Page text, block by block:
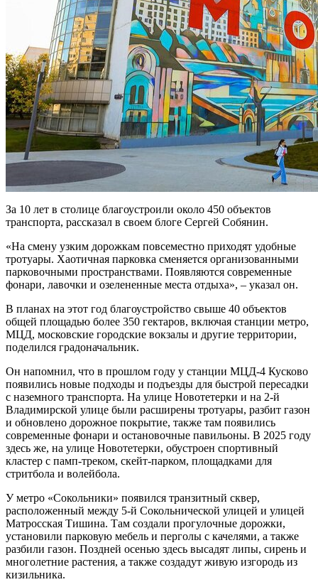
За 10 лет в столице благоустроили около 450 объектов
транспорта, рассказал в своем блоге Сергей Собянин.
«На смену узким дорожкам повсеместно приходят удобные
тротуары. Хаотичная парковка сменяется организованными
парковочными пространствами. Появляются современные
фонари, лавочки и озелененные места отдыха», – указал он.
В планах на этот год благоустройство свыше 40 объектов
общей площадью более 350 гектаров, включая станции метро,
МЦД, московские городские вокзалы и другие территории,
поделился градоначальник.
Он напомнил, что в прошлом году у станции МЦД-4 Кусково
появились новые подходы и подъезды для быстрой пересадки
с наземного транспорта. На улице Новотетерки и на 2-й
Владимирской улице были расширены тротуары, разбит газон
и обновлено дорожное покрытие, также там появились
современные фонари и остановочные павильоны. В 2025 году
здесь же, на улице Новотетерки, обустроен спортивный
кластер с памп-треком, скейт-парком, площадками для
стритбола и волейбола.
У метро «Сокольники» появился транзитный сквер,
расположенный между 5-й Сокольнической улицей и улицей
Матросская Тишина. Там создали прогулочные дорожки,
установили парковую мебель и перголы с качелями, а также
разбили газон. Поздней осенью здесь высадят липы, сирень и
многолетние растения, а также создадут живую изгородь из
кизильника.